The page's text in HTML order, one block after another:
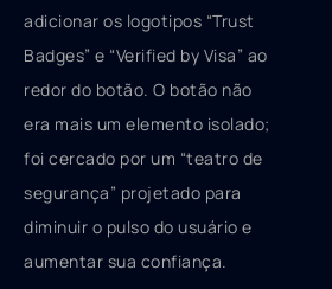
adicionar os logotipos “Trust
Badges” e “Verified by Visa” ao
redor do botão. O botão não
era mais um elemento isolado;
foi cercado por um “teatro de
segurança” projetado para
diminuir o pulso do usuário e
aumentar sua confiança.